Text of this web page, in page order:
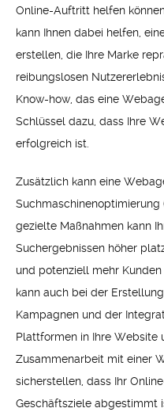
Online-Auftritt helfen
kann Ihnen dabei helfen,
erstellen, die Ihre Marke
reibungslosen
Know-how, das eine
Schlüssel dazu, dass Ihre
erfolgreich ist.
Zusätzlich kann eine
Suchmaschinenoptimierung
gezielte Maßnahmen kann
Suchergebnissen höher
und potenziell mehr
kann auch bei der
Kampagnen und der
Plattformen in Ihre Website
Zusammenarbeit mit einer
sicherstellen, dass Ihr
Geschäftsziele abgestimmt